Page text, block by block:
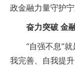
政金融力量守护宁
奋力突破 金
“自强不息”就
我完善、自我提